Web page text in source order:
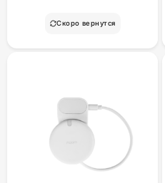
Скоро вернутся